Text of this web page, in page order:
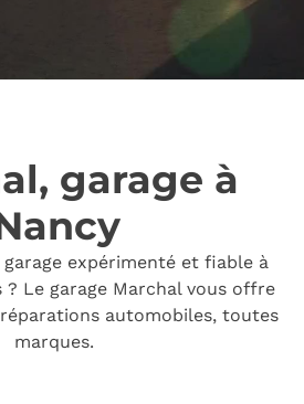
garage à
expérimenté et fiable à
Le garage Marchal vous offre
automobiles, toutes
marques.